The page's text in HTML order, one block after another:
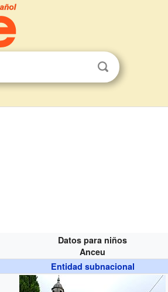
Datos para niños
Anceu
Entidad subnacional